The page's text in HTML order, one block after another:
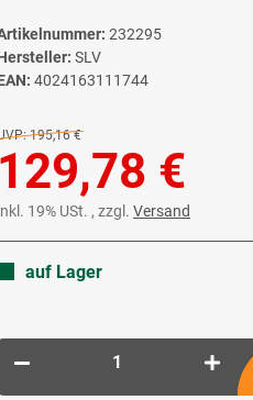
232295
SLV
4024163111744
195,16 €
129,78 €
19% USt. , zzgl. Versand
auf Lager